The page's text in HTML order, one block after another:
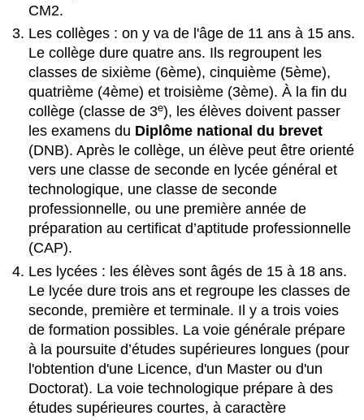
D
Réponses
Activité
E
Réponses
Approfondissons
!
Ressources
en
ligne
Exercice
1
Le
système
éducatif
et
vie
d'un.e.
étudiant.e.
Exercice
CM2.
Les collèges : on y va de l'âge de 11 ans à 15 ans.
Le collège dure quatre ans. Ils regroupent les
classes de sixième (6ème), cinquième (5ème),
quatrième (4ème) et troisième (3ème). À la fin du
collège (classe de 3e), les élèves doivent passer
les examens du Diplôme national du brevet
(DNB). Après le collège, un élève peut être orienté
vers une classe de seconde en lycée général et
technologique, une classe de seconde
professionnelle, ou une première année de
préparation au certificat d’aptitude professionnelle
(CAP).
Les lycées : les élèves sont âgés de 15 à 18 ans.
Le lycée dure trois ans et regroupe les classes de
seconde, première et terminale. Il y a trois voies
de formation possibles. La voie générale prépare
à la poursuite d’études supérieures longues (pour
l'obtention d'une Licence, d'un Master ou d'un
Doctorat). La voie technologique prépare à des
études supérieures courtes, à caractère